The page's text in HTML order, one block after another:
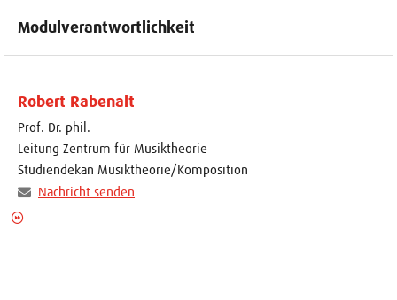
Modulverantwortlichkeit
Robert Rabenalt
Prof. Dr. phil.
Leitung Zentrum für Musiktheorie
Studiendekan Musiktheorie/Komposition
Nachricht senden